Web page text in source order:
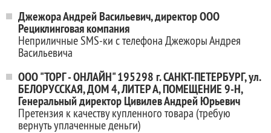
Джежора Андрей Васильевич, директор ООО
Рециклинговая компания
Неприличные SMS-ки с телефона Джежоры Андрея
Васильевича
ООО "ТОРГ - ОНЛАЙН" 195298 г. САНКТ-ПЕТЕРБУРГ, ул.
БЕЛОРУССКАЯ, ДОМ 4, ЛИТЕР А, ПОМЕЩЕНИЕ 9-Н,
Генеральный директор Цивилев Андрей Юрьевич
Претензия к качеству купленного товара (требую
вернуть уплаченные деньги)